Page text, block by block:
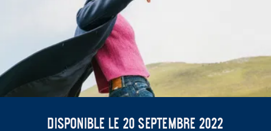
Disponible le 20 septembre 2022